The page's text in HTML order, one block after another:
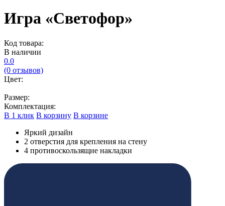
Игра «Светофор»
Код товара:
В наличии
0.0
(0 отзывов)
Цвет:
Размер:
Комплектация:
В 1 клик В корзину В корзине
Яркий дизайн
2 отверстия для крепления на стену
4 противоскользящие накладки